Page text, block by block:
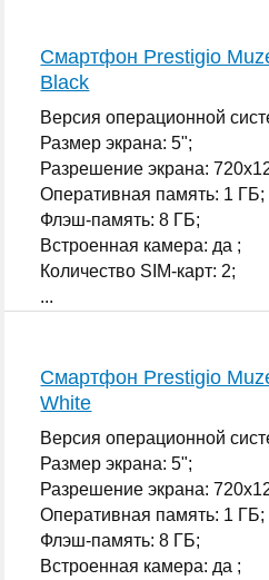
Смартфон Prestigio
Black
Версия операционной
Размер экрана: 5";
Разрешение экрана:
Оперативная память: 1 ГБ;
Флэш-память: 8 ГБ;
Встроенная камера: да ;
Количество SIM-карт: 2;
...
Смартфон Prestigio
White
Версия операционной
Размер экрана: 5";
Разрешение экрана:
Оперативная память: 1 ГБ;
Флэш-память: 8 ГБ;
Встроенная камера: да ;